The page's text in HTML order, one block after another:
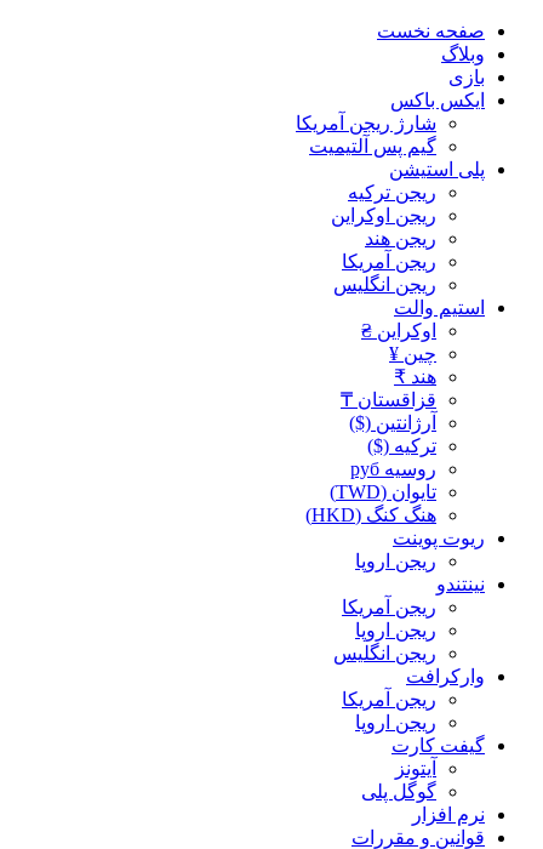
صفحه نخست
وبلاگ
بازی
ایکس باکس
شارژ ریجن آمریکا
گیم پس آلتیمیت
پلی استیشن
ریجن ترکیه
ریجن اوکراین
ریجن هند
ریجن آمریکا
ریجن انگلیس
استیم والت
اوکراین ₴
چین ¥
هند ₹
قزاقستان ₸
آرژانتین ($)
ترکیه ($)
روسیه руб
تایوان (TWD)
هنگ کنگ (HKD)
ریوت پوینت
ریجن اروپا
نینتندو
ریجن آمریکا
ریجن اروپا
ریجن انگلیس
وارکرافت
ریجن آمریکا
ریجن اروپا
گیفت کارت
آیتونز
گوگل پلی
نرم افزار
قوانین و مقررات